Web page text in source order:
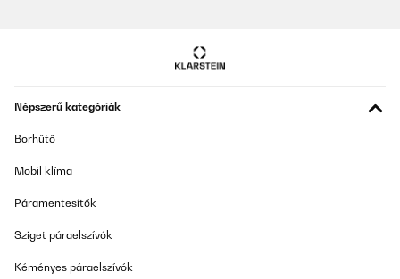
Népszerű kategóriák
Borhűtő
Mobil klíma
Páramentesítők
Sziget páraelszívók
Kéményes páraelszívók